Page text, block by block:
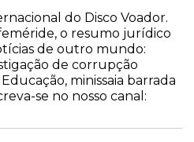
do Disco Voador.
o resumo jurídico
de outro mundo:
de corrupção
minissaia barrada
se no nosso canal: